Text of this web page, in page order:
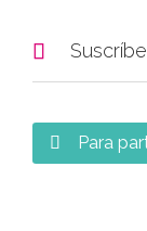

 Para